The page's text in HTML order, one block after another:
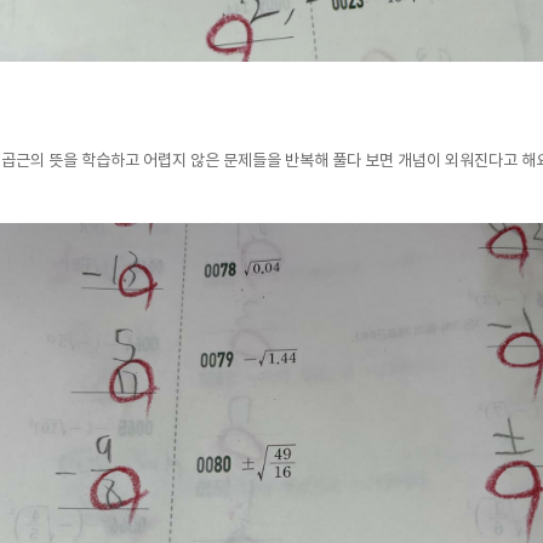
근의 뜻을 학습하고 어렵지 않은 문제들을 반복해 풀다 보면 개념이 외워진다고 해